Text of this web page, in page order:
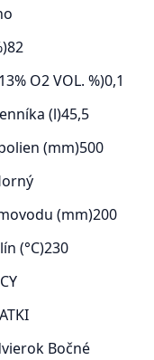
82
O2 VOL. %)0,1
(l)45,5
(mm)500
(mm)200
(°C)230
Bočné